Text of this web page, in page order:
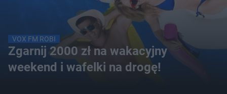
VOX FM ROBI
Zgarnij 2000 zł na wakacyjny
weekend i wafelki na drogę!